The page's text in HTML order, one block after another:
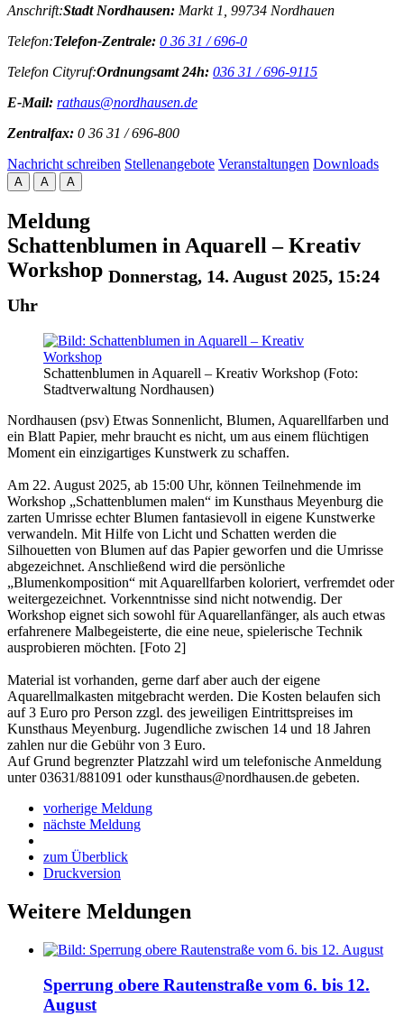
Anschrift:Stadt Nordhausen: Markt 1, 99734 Nordhauen
Telefon:Telefon-Zentrale: 0 36 31 / 696-0
Telefon Cityruf:Ordnungsamt 24h: 036 31 / 696-9115
E-Mail: rathaus@nordhausen.de
Zentralfax: 0 36 31 / 696-800
Nachricht schreiben Stellenangebote Veranstaltungen Downloads
A A A
Meldung
Schattenblumen in Aquarell – Kreativ
Workshop Donnerstag, 14. August 2025, 15:24
Uhr
Schattenblumen in Aquarell – Kreativ Workshop (Foto:
Stadtverwaltung Nordhausen)
Nordhausen (psv) Etwas Sonnenlicht, Blumen, Aquarellfarben und
ein Blatt Papier, mehr braucht es nicht, um aus einem flüchtigen
Moment ein einzigartiges Kunstwerk zu schaffen.
Am 22. August 2025, ab 15:00 Uhr, können Teilnehmende im
Workshop „Schattenblumen malen“ im Kunsthaus Meyenburg die
zarten Umrisse echter Blumen fantasievoll in eigene Kunstwerke
verwandeln. Mit Hilfe von Licht und Schatten werden die
Silhouetten von Blumen auf das Papier geworfen und die Umrisse
abgezeichnet. Anschließend wird die persönliche
„Blumenkomposition“ mit Aquarellfarben koloriert, verfremdet oder
weitergezeichnet. Vorkenntnisse sind nicht notwendig. Der
Workshop eignet sich sowohl für Aquarellanfänger, als auch etwas
erfahrenere Malbegeisterte, die eine neue, spielerische Technik
ausprobieren möchten. [Foto 2]
Material ist vorhanden, gerne darf aber auch der eigene
Aquarellmalkasten mitgebracht werden. Die Kosten belaufen sich
auf 3 Euro pro Person zzgl. des jeweiligen Eintrittspreises im
Kunsthaus Meyenburg. Jugendliche zwischen 14 und 18 Jahren
zahlen nur die Gebühr von 3 Euro.
Auf Grund begrenzter Platzzahl wird um telefonische Anmeldung
unter 03631/881091 oder kunsthaus@nordhausen.de gebeten.
vorherige Meldung
nächste Meldung
zum Überblick
Druckversion
Weitere Meldungen
Sperrung obere Rautenstraße vom 6. bis 12.
August